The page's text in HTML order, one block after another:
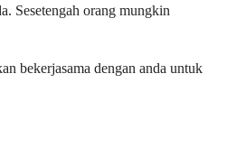
Sesetengah orang mungkin
bekerjasama dengan anda untuk